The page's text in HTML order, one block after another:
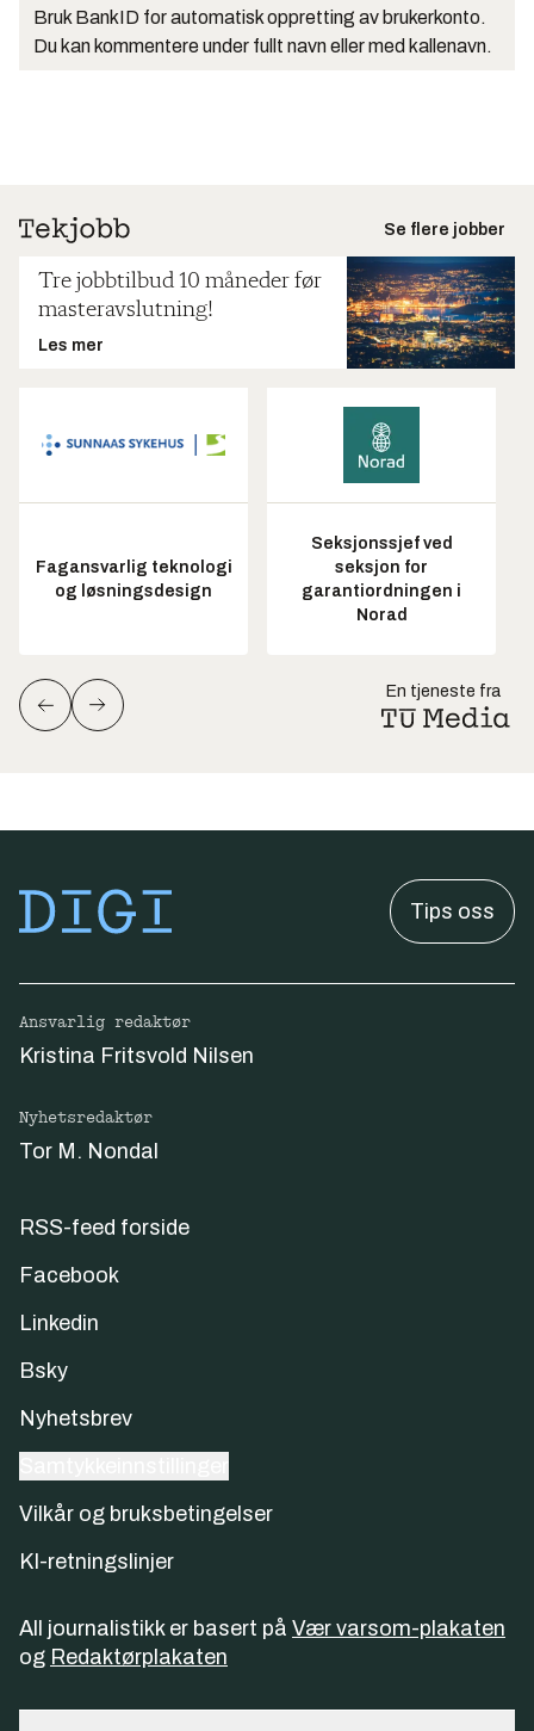
Bruk BankID for automatisk oppretting av brukerkonto.
Du kan kommentere under fullt navn eller med kallenavn.
Se flere jobber
Tre jobbtilbud 10 måneder før
masteravslutning!
Les mer
Fagansvarlig teknologi
og løsningsdesign
Seksjonssjef ved
seksjon for
garantiordningen i
Norad
En tjeneste fra
Tips oss
Ansvarlig redaktør
Kristina Fritsvold Nilsen
Nyhetsredaktør
Tor M. Nondal
RSS-feed forside
Facebook
Linkedin
Bsky
Nyhetsbrev
Vilkår og bruksbetingelser
KI-retningslinjer
All journalistikk er basert på Vær varsom-plakaten
og Redaktørplakaten